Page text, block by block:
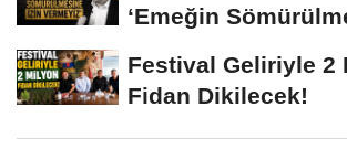
‘Emeğin
Festival Geliriyle 2
Fidan Dikilecek!